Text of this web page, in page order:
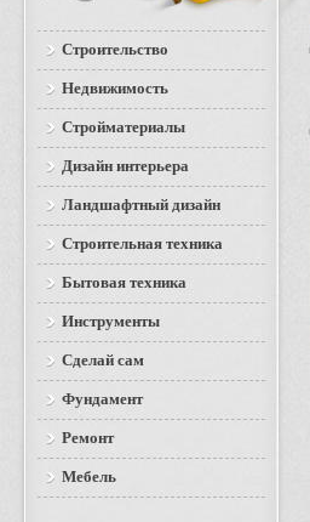
Строительство
Недвижимость
Стройматериалы
Дизайн интерьера
Ландшафтный дизайн
Строительная техника
Бытовая техника
Инструменты
Сделай сам
Фундамент
Ремонт
Мебель